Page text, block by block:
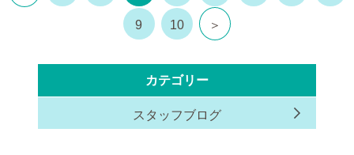
9 10 ＞
カテゴリー
スタッフブログ